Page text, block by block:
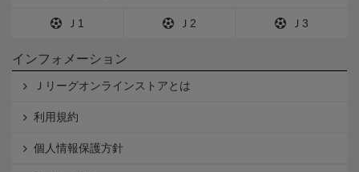
Ｊ1 Ｊ2 Ｊ3
インフォメーション
Ｊリーグオンラインストアとは
利用規約
個人情報保護方針